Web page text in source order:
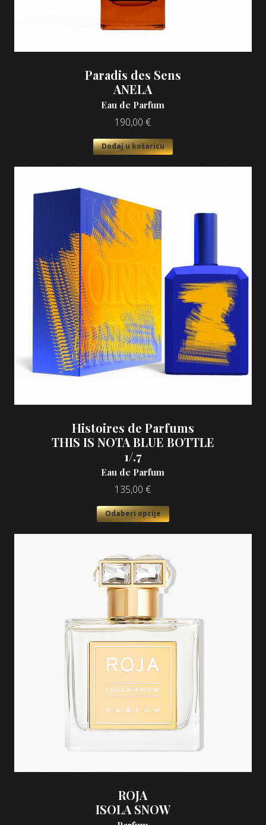
Paradis des Sens
ANELA
Eau de Parfum
190,00 €
Dodaj u košaricu
Histoires de Parfums
THIS IS NOTA BLUE BOTTLE
1/.7
Eau de Parfum
135,00 €
Odaberi opcije
ROJA
ISOLA SNOW